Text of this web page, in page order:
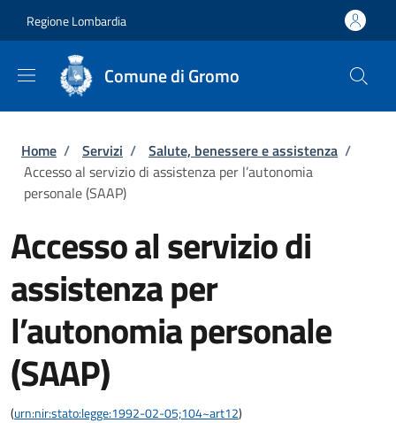
Regione Lombardia
Comune di Gromo
Briciole di pane
Home / Servizi / Salute, benessere e assistenza /
Accesso al servizio di assistenza per l’autonomia
personale (SAAP)
Accesso al servizio di
assistenza per
l’autonomia personale
(SAAP)
(urn:nir:stato:legge:1992-02-05;104~art12)